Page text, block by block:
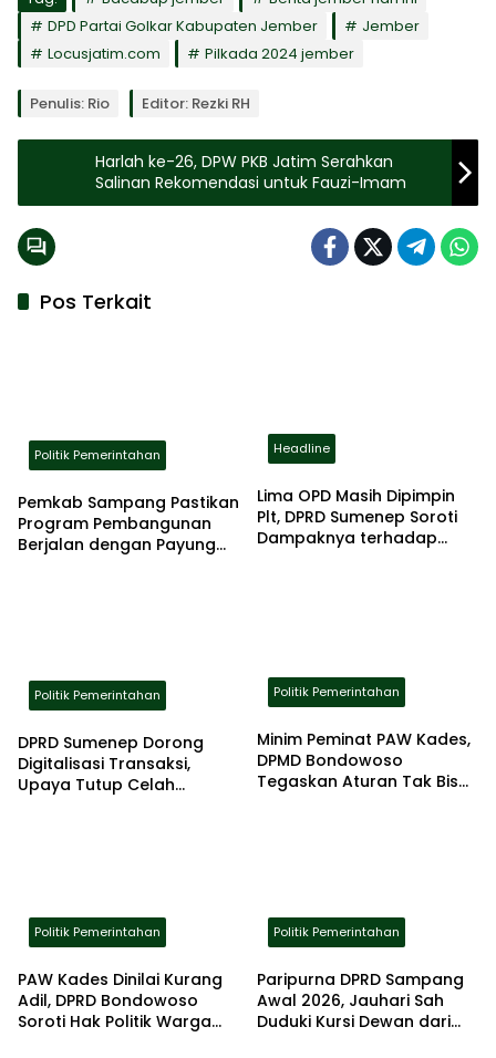
DPD Partai Golkar Kabupaten Jember
Jember
Locusjatim.com
Pilkada 2024 jember
Penulis: Rio Editor: Rezki RH
Harlah ke-26, DPW PKB Jatim Serahkan
Salinan Rekomendasi untuk Fauzi-Imam
Pos Terkait
Politik Pemerintahan
Pemkab Sampang Pastikan
Program Pembangunan
Berjalan dengan Payung
Headline
Lima OPD Masih Dipimpin
Plt, DPRD Sumenep Soroti
Dampaknya terhadap
Politik Pemerintahan
DPRD Sumenep Dorong
Digitalisasi Transaksi,
Upaya Tutup Celah
Politik Pemerintahan
Minim Peminat PAW Kades,
DPMD Bondowoso
Tegaskan Aturan Tak Bisa
Politik Pemerintahan
PAW Kades Dinilai Kurang
Adil, DPRD Bondowoso
Soroti Hak Politik Warga
Politik Pemerintahan
Paripurna DPRD Sampang
Awal 2026, Jauhari Sah
Duduki Kursi Dewan dari